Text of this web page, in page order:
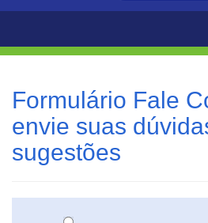
Formulário Fale
envie suas
sugestões